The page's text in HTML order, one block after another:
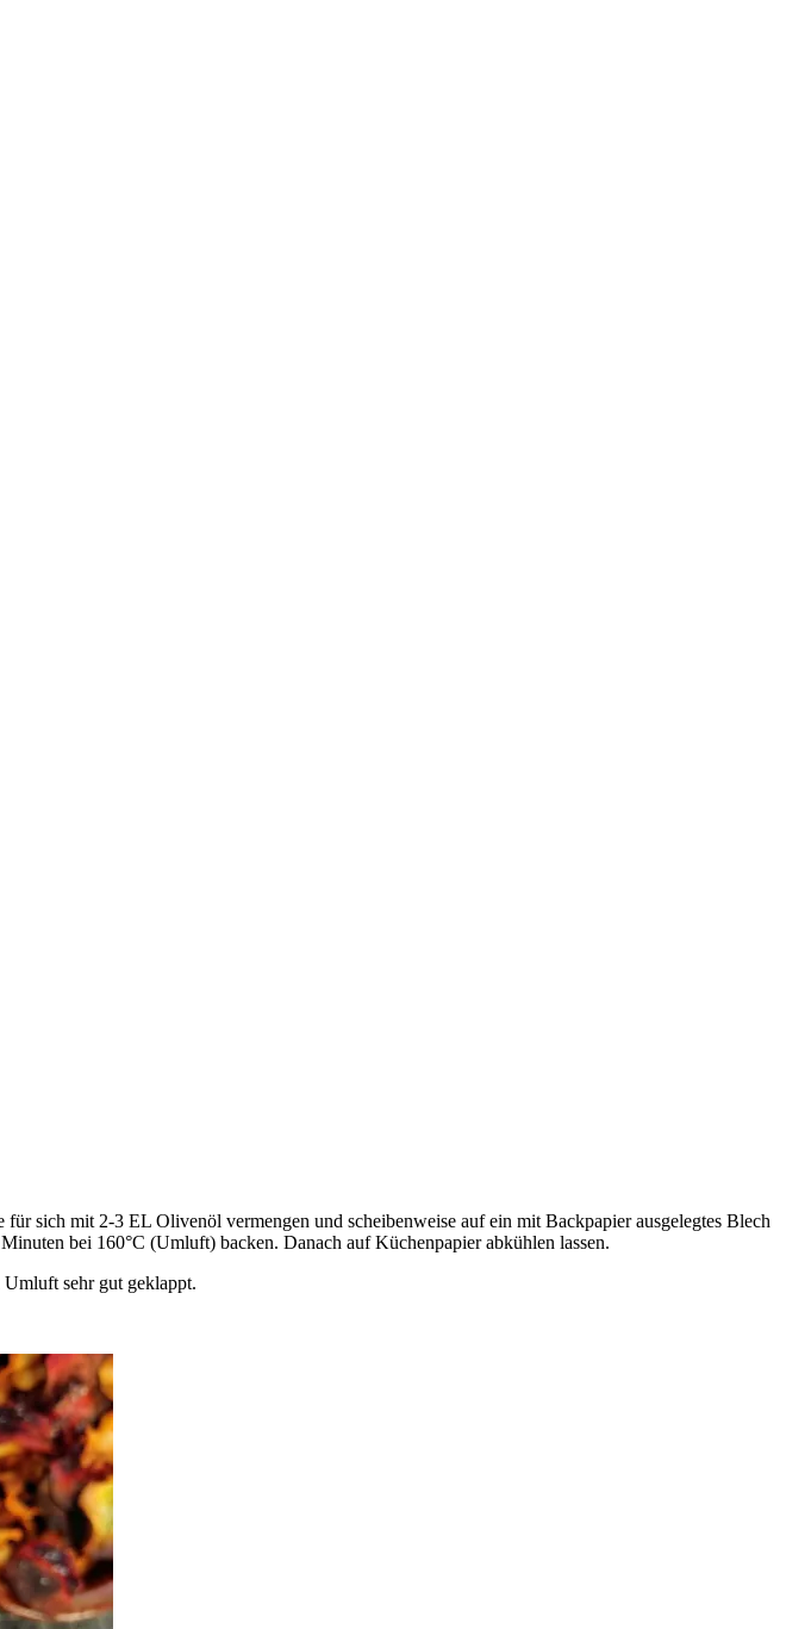
sich mit 2-3 EL Olivenöl vermengen und scheibenweise auf ein mit Backpapier ausgelegtes Blech
bei 160°C (Umluft) backen. Danach auf Küchenpapier abkühlen lassen.
sehr gut geklappt.